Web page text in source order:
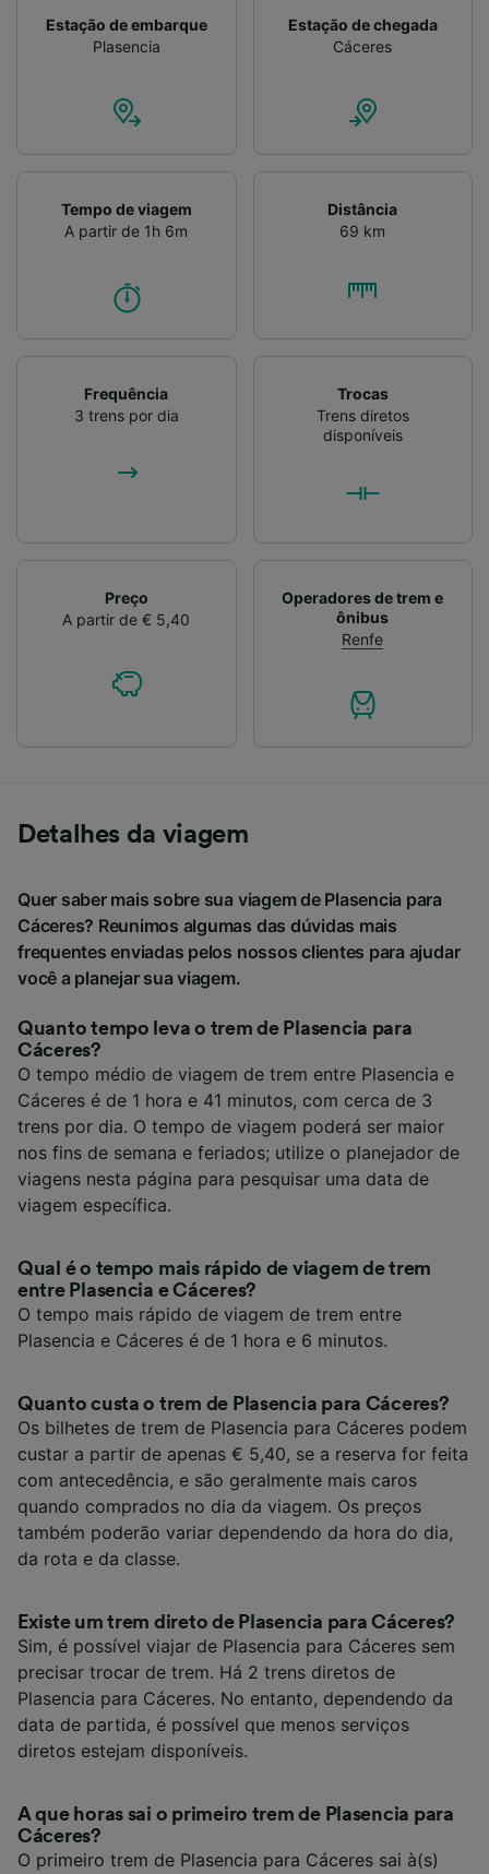
Estação de embarque
Plasencia
Estação de chegada
Cáceres
Tempo de viagem
A partir de 1h 6m
Distância
69 km
Frequência
3 trens por dia
Trocas
Trens diretos
disponíveis
Preço
A partir de € 5,40
Operadores de trem e
ônibus
Renfe
Detalhes da viagem
Quer saber mais sobre sua viagem de Plasencia para
Cáceres? Reunimos algumas das dúvidas mais
frequentes enviadas pelos nossos clientes para ajudar
você a planejar sua viagem.
Quanto tempo leva o trem de Plasencia para
Cáceres?
O tempo médio de viagem de trem entre Plasencia e
Cáceres é de 1 hora e 41 minutos, com cerca de 3
trens por dia. O tempo de viagem poderá ser maior
nos fins de semana e feriados; utilize o planejador de
viagens nesta página para pesquisar uma data de
viagem específica.
Qual é o tempo mais rápido de viagem de trem
entre Plasencia e Cáceres?
O tempo mais rápido de viagem de trem entre
Plasencia e Cáceres é de 1 hora e 6 minutos.
Quanto custa o trem de Plasencia para Cáceres?
Os bilhetes de trem de Plasencia para Cáceres podem
custar a partir de apenas € 5,40, se a reserva for feita
com antecedência, e são geralmente mais caros
quando comprados no dia da viagem. Os preços
também poderão variar dependendo da hora do dia,
da rota e da classe.
Existe um trem direto de Plasencia para Cáceres?
Sim, é possível viajar de Plasencia para Cáceres sem
precisar trocar de trem. Há 2 trens diretos de
Plasencia para Cáceres. No entanto, dependendo da
data de partida, é possível que menos serviços
diretos estejam disponíveis.
A que horas sai o primeiro trem de Plasencia para
Cáceres?
O primeiro trem de Plasencia para Cáceres sai à(s)